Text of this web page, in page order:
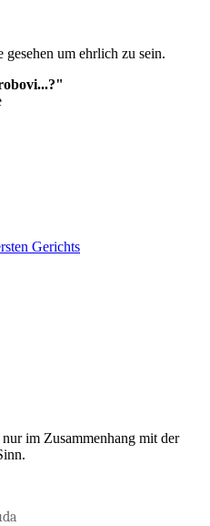
um ehrlich zu sein.
im Zusammenhang mit der